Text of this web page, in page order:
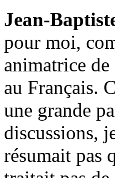
Jean-
pour moi,
animatrice
au Français.
une grande
discussions,
résumait pas